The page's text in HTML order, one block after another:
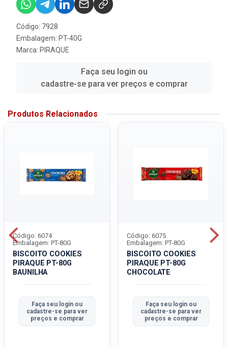
Código: 7928
Embalagem: PT-40G
Marca: PIRAQUE
Faça seu login ou
cadastre-se para ver preços e comprar
Produtos Relacionados
BISCOITO COOKIES
PIRAQUE PT-80G
BAUNILHA
Código: 6074
Embalagem: PT-80G
Faça seu login ou
cadastre-se para ver
preços e comprar
BISCOITO COOKIES
PIRAQUE PT-80G
CHOCOLATE
Código: 6075
Embalagem: PT-80G
Faça seu login ou
cadastre-se para ver
preços e comprar